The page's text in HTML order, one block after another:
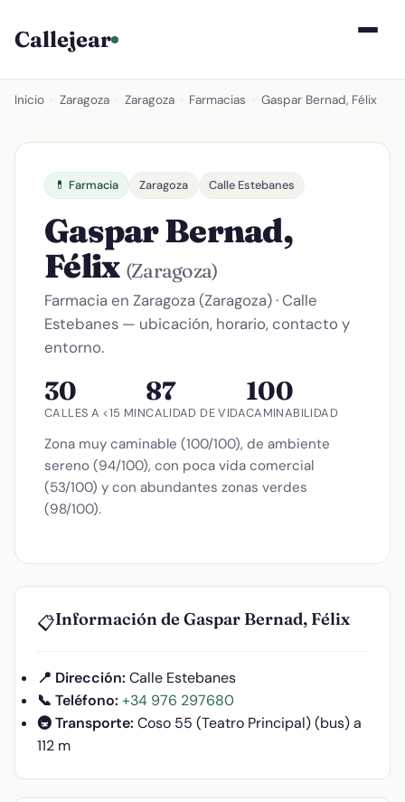
Callejear
Inicio Zaragoza Zaragoza Farmacias Gaspar Bernad, Félix
💊 Farmacia Zaragoza Calle Estebanes
Gaspar Bernad,
Félix (Zaragoza)
Farmacia en Zaragoza (Zaragoza) · Calle
Estebanes — ubicación, horario, contacto y
entorno.
30
CALLES A <15 MIN
87
CALIDAD DE VIDA
100
CAMINABILIDAD
Zona muy caminable (100/100), de ambiente
sereno (94/100), con poca vida comercial
(53/100) y con abundantes zonas verdes
(98/100).
📋Información de Gaspar Bernad, Félix
📍 Dirección: Calle Estebanes
📞 Teléfono: +34 976 297680
🚇 Transporte: Coso 55 (Teatro Principal) (bus) a
112 m